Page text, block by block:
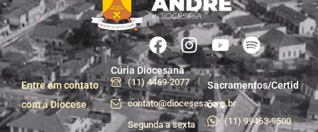
Entre em contato
com a Diocese
Cúria Diocesana
(11) 4469-2077
contato@diocesesa.org.br
Segunda a sexta
Sacramentos/Certid
ões
(11) 99463-9500